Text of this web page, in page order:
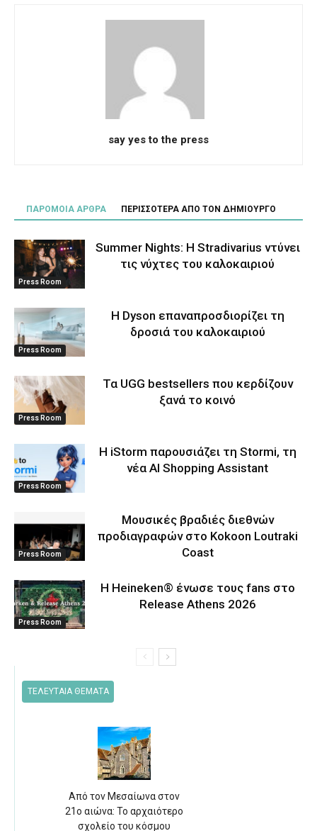
say yes to the press
ΠΑΡΟΜΟΙΑ ΑΡΘΡΑ ΠΕΡΙΣΣΟΤΕΡΑ ΑΠΟ ΤΟΝ ΔΗΜΙΟΥΡΓΟ
Press Room
Summer Nights: Η Stradivarius ντύνει
τις νύχτες του καλοκαιριού
Press Room
Η Dyson επαναπροσδιορίζει τη
δροσιά του καλοκαιριού
Press Room
Τα UGG bestsellers που κερδίζουν
ξανά το κοινό
Press Room
Η iStorm παρουσιάζει τη Stormi, τη
νέα AI Shopping Assistant
Press Room
Μουσικές βραδιές διεθνών
προδιαγραφών στο Kokoon Loutraki
Coast
Press Room
Η Heineken® ένωσε τους fans στο
Release Athens 2026
ΤΕΛΕΥΤΑΙΑ ΘΕΜΑΤΑ
Από τον Μεσαίωνα στον
21ο αιώνα: Το αρχαιότερο
σχολείο του κόσμου